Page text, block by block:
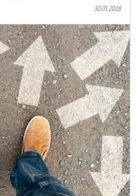
30.05.2018